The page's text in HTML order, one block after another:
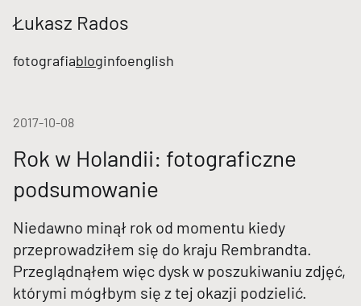
Łukasz Rados
fotografiabloginfoenglish
2017-10-08
Rok w Holandii: fotograficzne
podsumowanie
Niedawno minął rok od momentu kiedy
przeprowadziłem się do kraju Rembrandta.
Przeglądnąłem więc dysk w poszukiwaniu zdjęć,
którymi mógłbym się z tej okazji podzielić.